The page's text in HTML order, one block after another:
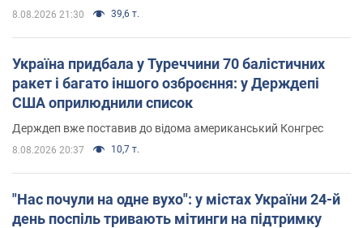
8.08.2026 21:30 39,6 т.
Україна придбала у Туреччини 70 балістичних
ракет і багато іншого озброєння: у Держдепі
США оприлюднили список
Держдеп вже поставив до відома американський Конгрес
8.08.2026 20:37 10,7 т.
"Нас почули на одне вухо": у містах України 24-й
день поспіль тривають мітинги на підтримку